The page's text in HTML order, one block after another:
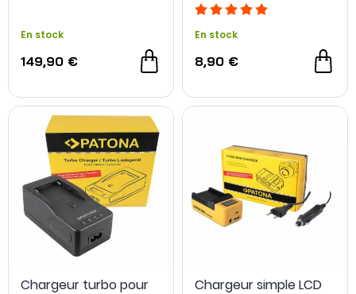
En stock
149,90 €
En stock
8,90 €
Chargeur turbo pour
Chargeur simple LCD